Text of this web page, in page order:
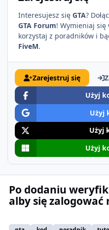
Interesujesz się GTA?
GTA Forum! Wymieniaj się
korzystaj z poradników i
FiveM.
Zarejestruj się
Użyj
Użyj
Użyj
Użyj
Po dodaniu
alby się zalogować